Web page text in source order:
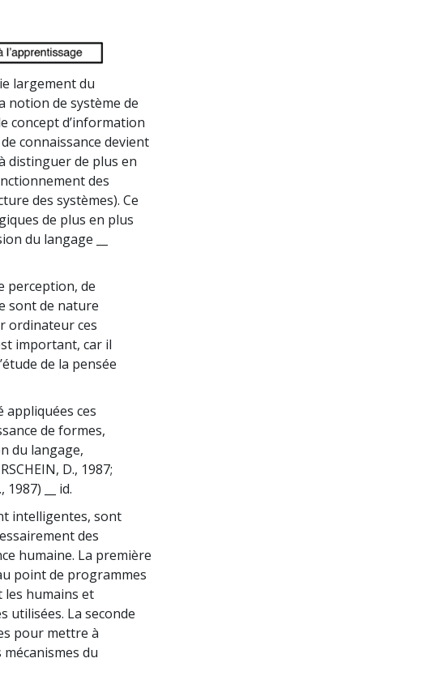
largement du
notion de système de
concept d’information
connaissance devient
distinguer de plus en
des
des systèmes). Ce
de plus en plus
du langage __
perception, de
sont de nature
ordinateur ces
important, car il
de la pensée
appliquées ces
de formes,
du langage,
D., 1987;
1987) __ id.
intelligentes, sont
des
humaine. La première
point de programmes
les humains et
utilisées. La seconde
pour mettre à
du